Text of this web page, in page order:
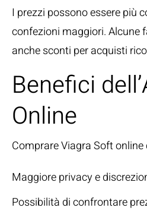
I prezzi possono essere più
confezioni maggiori. Alcune
anche sconti per acquisti
Benefici
Online
Comprare Viagra Soft
Maggiore privacy e
Possibilità di confrontare